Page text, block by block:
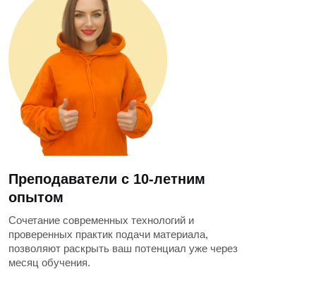
Преподаватели с 10-летним
опытом
Сочетание современных технологий и
проверенных практик подачи материала,
позволяют раскрыть ваш потенциал уже через
месяц обучения.